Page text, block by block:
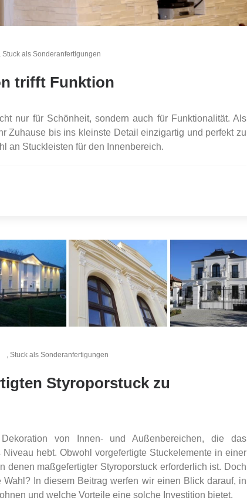
, Stuck als Sonderanfertigungen
trifft Funktion
nur für Schönheit, sondern auch für Funktionalität. Als
Zuhause bis ins kleinste Detail einzigartig und perfekt zu
an Stuckleisten für den Innenbereich.
, Stuck als Sonderanfertigungen
Styroporstuck zu
von Innen- und Außenbereichen, die das
hebt. Obwohl vorgefertigte Stuckelemente in einer
denen maßgefertigter Styroporstuck erforderlich ist. Doch
In diesem Beitrag werfen wir einen Blick darauf, in
und welche Vorteile eine solche Investition bietet.